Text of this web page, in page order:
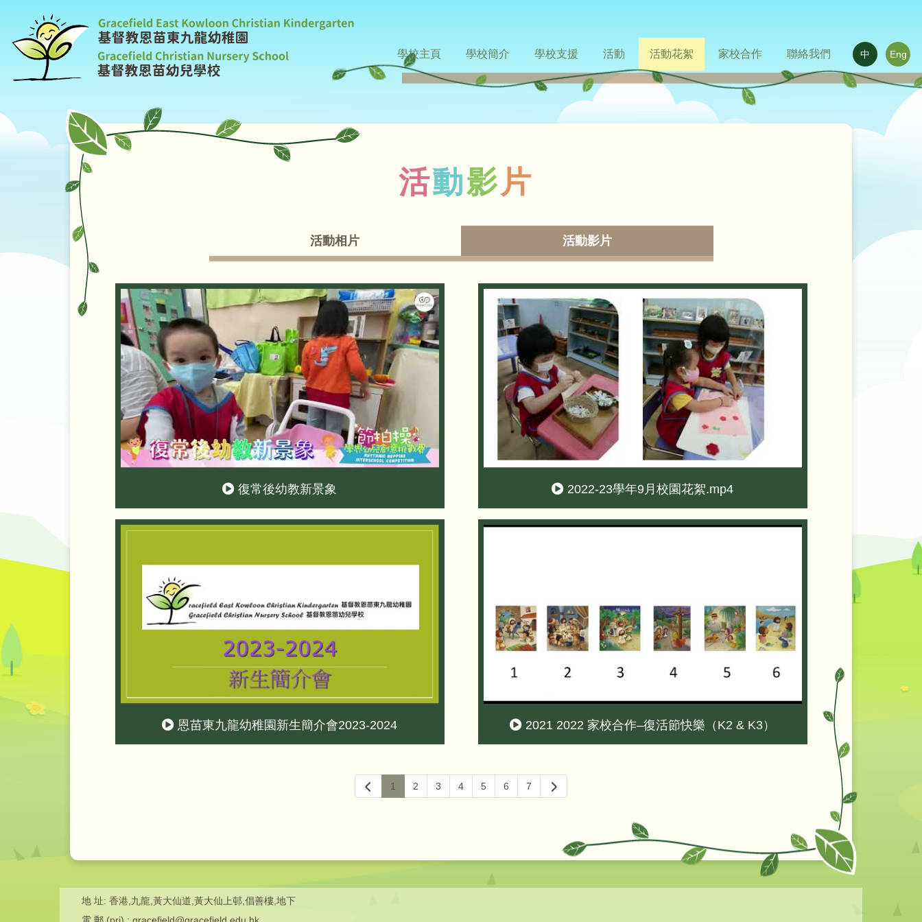
督
恩
園
學校主頁
最新消息
入學申請
收費資料
學校簡介
辦學宗旨
課程特色
小一派位
環境設施
視學報告
學校支援
支援非華語學生
支援機構
活動
中華文化日
課室外進行的體驗式學習活動天地
活動花絮
活動相片
活動影片
家校合作
家長心聲
相關連結
聯絡我們 中 Eng
活動影片
活動相片 活動影片
復常後幼教新景象 2022-23學年9月校園花絮.mp4
恩苗東九龍幼稚園新生簡介會2023-2024 2021 2022 家校合作–復活節快樂（K2 & K3）
1 2 3 4 5 6 7
地 址: 香港,九龍,黃大仙道,黃大仙上邨,倡善樓,地下